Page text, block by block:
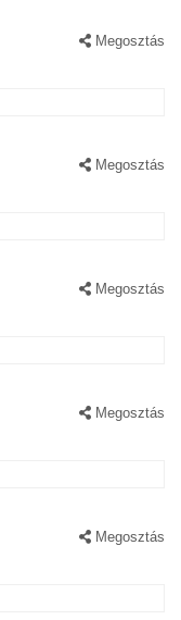
Megosztás
Megosztás
Megosztás
Megosztás
Megosztás